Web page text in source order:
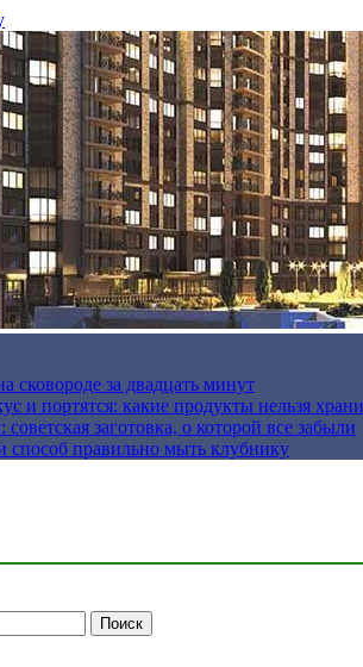
сковороде за двадцать минут
и портятся: какие продукты нельзя
заготовка, о которой все забыли
способ правильно мыть клубнику